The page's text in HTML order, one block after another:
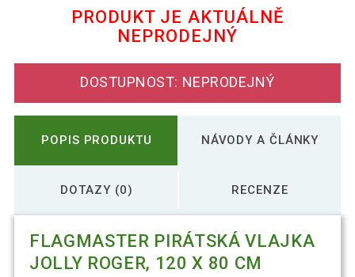
FLAGMASTER vlajka Bavorsko, 120 x 80
FLAGMASTER Vlajka Česká republika, 120
x 80 cm
FLAGMASTER Vlajka Evropské Unie, 120 x
80 cm
71 Kč
PRODUKT JE AKTUÁLNĚ
NEPRODEJNÝ
DOSTUPNOST: NEPRODEJNÝ
POPIS PRODUKTU NÁVODY A ČLÁNKY
DOTAZY (0) RECENZE
FLAGMASTER PIRÁTSKÁ VLAJKA
JOLLY ROGER, 120 X 80 CM